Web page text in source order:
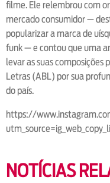
filme. Ele relembrou com
mercado consumidor —
popularizar a marca de
funk — e contou que uma
levar as suas composições
Letras (ABL) por sua
do país.
https://
NOTÍCIAS